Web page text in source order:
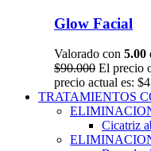
Glow Facial
Valorado con 5.00
$90.000 El precio
precio actual es:
TRATAMIENTOS
Cicatriz